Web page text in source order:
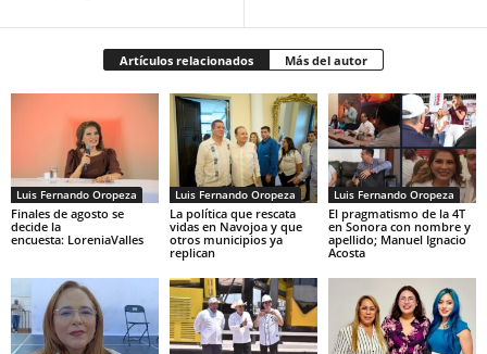
Artículos relacionados Más del autor
Luis Fernando Oropeza
Finales de agosto se
decide la
encuesta: LoreniaValles
Luis Fernando Oropeza
La política que rescata
vidas en Navojoa y que
otros municipios ya
replican
Luis Fernando Oropeza
El pragmatismo de la 4T
en Sonora con nombre y
apellido; Manuel Ignacio
Acosta